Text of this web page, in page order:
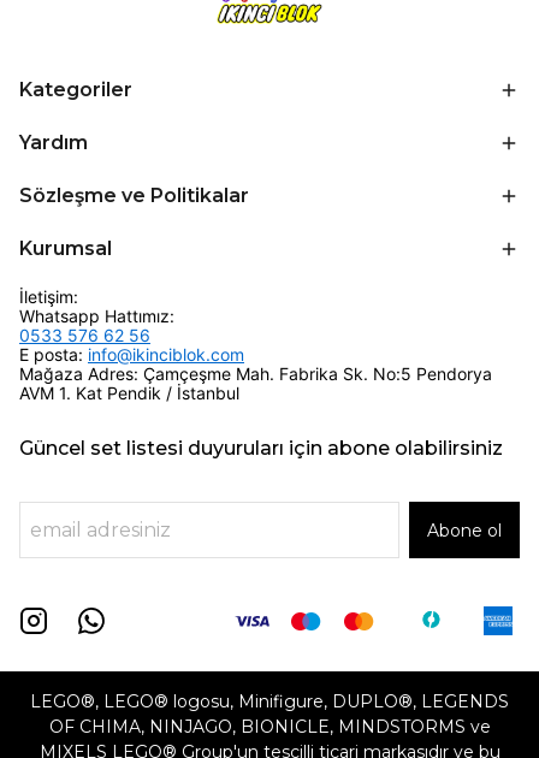
Kategoriler
Yardım
Sözleşme ve Politikalar
Kurumsal
İletişim:
Whatsapp Hattımız:
0533 576 62 56
E posta: info@ikinciblok.com
Mağaza Adres: Çamçeşme Mah. Fabrika Sk. No:5 Pendorya
AVM 1. Kat Pendik / İstanbul
Güncel set listesi duyuruları için abone olabilirsiniz
Abone ol
LEGO®, LEGO® logosu, Minifigure, DUPLO®, LEGENDS
OF CHIMA, NINJAGO, BIONICLE, MINDSTORMS ve
MIXELS LEGO® Group'un tescilli ticari markasıdır ve bu